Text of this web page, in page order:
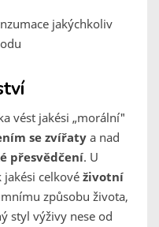
jakýchkoliv
vést jakési „morální"
se zvířatya nad
přesvědčení. U
jakési celkové životní
způsobu života,
styl výživy nese od